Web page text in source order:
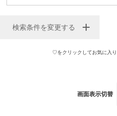
検索条件を変更する
♡をクリックしてお気に入り
画面表示切替